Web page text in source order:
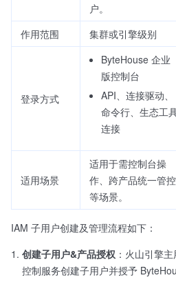
户。
作用范围 集群或引擎级别
登录方式
ByteHouse 企业
版控制台
API、连接驱动、
命令行、生态工
连接
适用场景
适用于需控制台操
作、跨产品统一管控
等场景。
IAM 子用户创建及管理流程如下：
创建子用户&产品授权 ：火山引擎
控制服务创建子用户并授予